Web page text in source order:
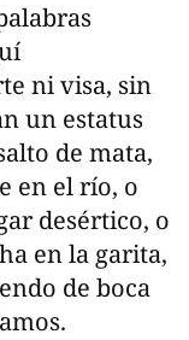
ni visa, sin
un estatus
de mata,
en el río, o
desértico, o
en la garita,
de boca